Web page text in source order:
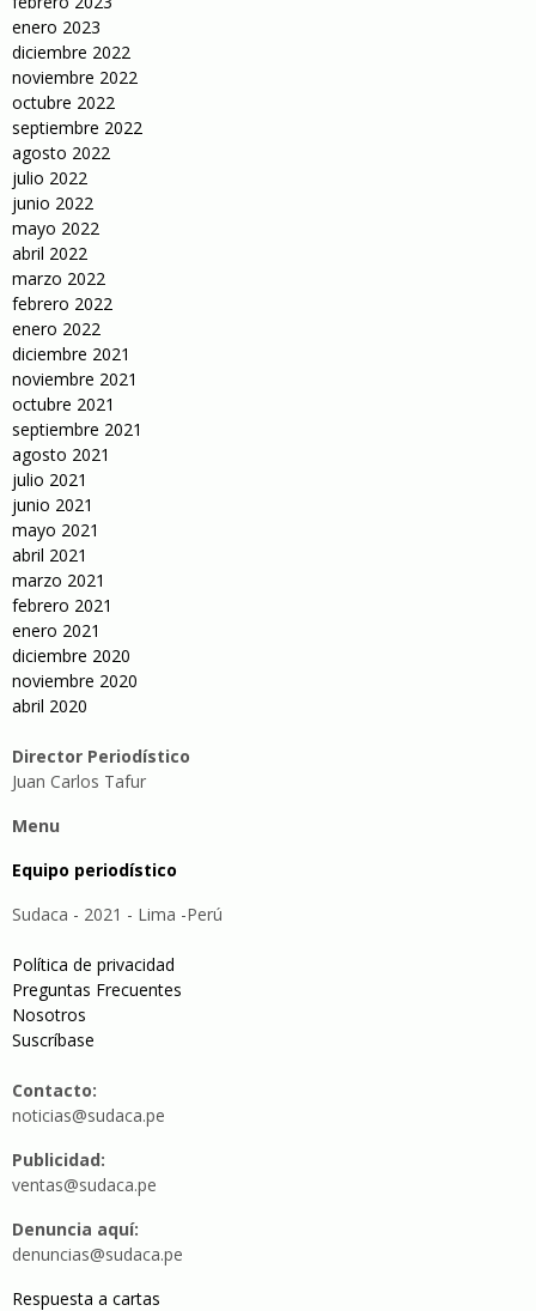
enero 2023
diciembre 2022
noviembre 2022
octubre 2022
septiembre 2022
agosto 2022
julio 2022
junio 2022
mayo 2022
abril 2022
marzo 2022
febrero 2022
enero 2022
diciembre 2021
noviembre 2021
octubre 2021
septiembre 2021
agosto 2021
julio 2021
junio 2021
mayo 2021
abril 2021
marzo 2021
febrero 2021
enero 2021
diciembre 2020
noviembre 2020
abril 2020
Director Periodístico
Juan Carlos Tafur
Menu
Equipo periodístico
Sudaca - 2021 - Lima -Perú
Política de privacidad
Preguntas Frecuentes
Nosotros
Suscríbase
Contacto:
noticias@sudaca.pe
Publicidad:
ventas@sudaca.pe
Denuncia aquí:
denuncias@sudaca.pe
Respuesta a cartas